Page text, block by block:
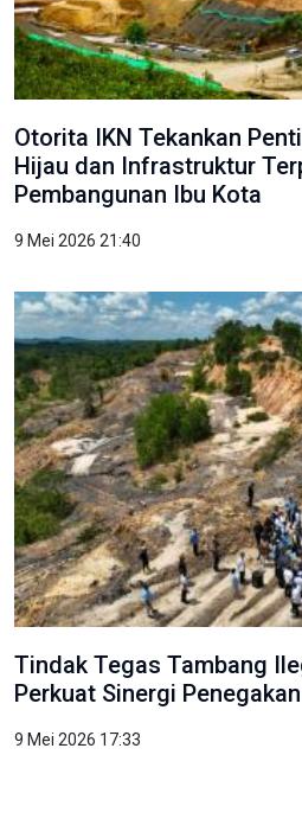
Otorita IKN Tekankan
Hijau dan Infrastruktur
Pembangunan Ibu Kota
9 Mei 2026 21:40
Tindak Tegas Tambang
Perkuat Sinergi
9 Mei 2026 17:33